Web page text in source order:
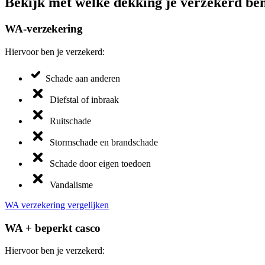
WA-verzekering
Hiervoor ben je verzekerd:
Schade aan anderen
Diefstal of inbraak
Ruitschade
Stormschade en brandschade
Schade door eigen toedoen
Vandalisme
WA verzekering vergelijken
WA + beperkt casco
Hiervoor ben je verzekerd: